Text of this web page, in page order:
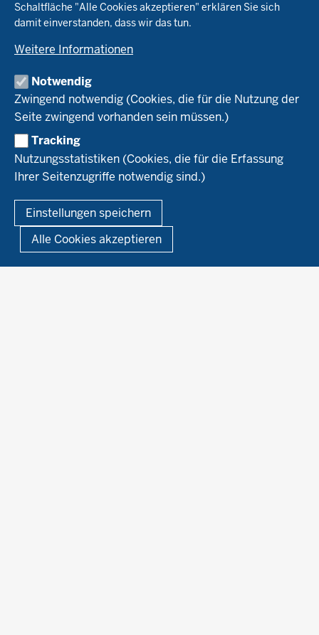
Schaltfläche "Alle Cookies akzeptieren" erklären Sie sich
damit einverstanden, dass wir das tun.
Weitere Informationen
Notwendig
Zwingend notwendig (Cookies, die für die Nutzung der
Seite zwingend vorhanden sein müssen.)
Tracking
Nutzungsstatistiken (Cookies, die für die Erfassung
Ihrer Seitenzugriffe notwendig sind.)
Einstellungen speichern
Alle Cookies akzeptieren
Tierhaltung
Markt
Umstellung
Recht
Landwirtschaftskammer NRW
Bioland
Naturland
Versuche
Leitbetriebe Ökologischer Landbau
Versuchsbetriebe
WRRL-Modellbetriebe
Kontakte Versuchswesen
Aktuelles
Arbeitsschwerpunkte
Material & Kontakt
Ökoschule in Kleve
Ausbildungsbetriebe
Berufsausbildung
Forschung
Projekte Ökoteam
Forschungsergebnisse
Service
Kontakt
Newsletter
Demonstrationsbetriebe Ökologischer Landbau
Links
Fußzeile
Impressum Datenschutzerklärung